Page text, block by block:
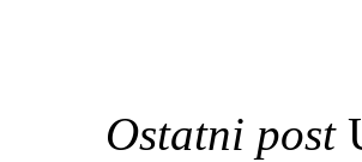
Ostatni post